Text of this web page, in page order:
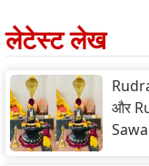
लेटेस्ट लेख
और